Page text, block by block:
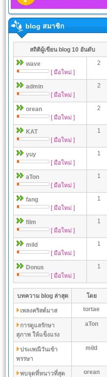
blog สมาชิก
สถิติผู้เขียน blog 10 อันดับ
wave
[ มือใหม่ ]
2
admin
[ มือใหม่ ]
2
orean
[ มือใหม่ ]
2
KAT
[ มือใหม่ ]
1
yuy
[ มือใหม่ ]
1
aTon
[ มือใหม่ ]
1
fang
[ มือใหม่ ]
1
film
[ มือใหม่ ]
1
mild
[ มือใหม่ ]
1
Donus
[ มือใหม่ ]
1
บทความ blog ล่าสุด โดย
เพลงคริสต์มาส tortae
การดูแลรักษา
สุภาพ ให้แข็งแรง
aTon
ประเพณีวันเข้า
พรรษา
mild
พบจุดที่หนาวที่สุด
orean